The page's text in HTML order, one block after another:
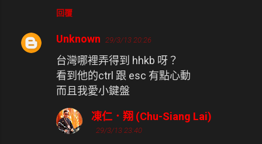
回覆
Unknown 29/3/13 20:26
台灣哪裡弄得到 hhkb 呀？
看到他的ctrl 跟 esc 有點心動
而且我愛小鍵盤
凍仁．翔 (Chu-Siang Lai)
29/3/13 23:40